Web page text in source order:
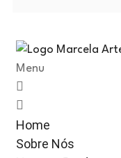
Menu
Home
Sobre Nós